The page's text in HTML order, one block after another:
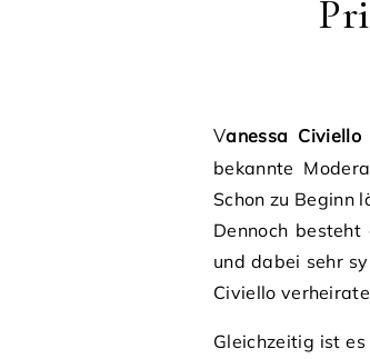
Vanessa
bekannte
Schon zu Beginn
Dennoch
und dabei sehr
Civiello
Gleichzeitig ist